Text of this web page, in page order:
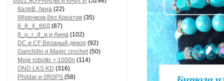
8аляB, /\ена (22)
8Крючком,8яз.Креатив (35)
8_8_Х_88Д (87)
8_u_г_d_a и Анна (102)
DC и CF Вязаный декор (92)
Ganchillo и Magic crochet(50)
Moje robotki + 1000п (114)
OND LKS KD (316)
Phildar и 0R0PS (58)